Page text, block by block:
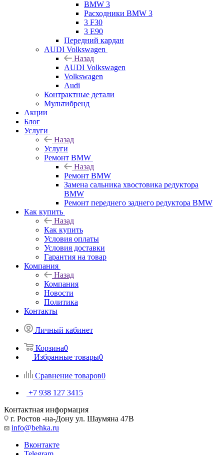
BMW 3
Расходники BMW 3
3 F30
3 E90
Передний кардан
AUDI Volkswagen
Назад
AUDI Volkswagen
Volkswagen
Audi
Контрактные детали
Мультибренд
Акции
Блог
Услуги
Назад
Услуги
Ремонт BMW
Назад
Ремонт BMW
Замена сальника хвостовика редуктора
BMW
Ремонт переднего заднего редуктора BMW
Как купить
Назад
Как купить
Условия оплаты
Условия доставки
Гарантия на товар
Компания
Назад
Компания
Новости
Политика
Контакты
Личный кабинет
Корзина0
Избранные товары0
Сравнение товаров0
+7 938 127 3415
Контактная информация
г. Ростов -на-Дону ул. Шаумяна 47В
info@behka.ru
Вконтакте